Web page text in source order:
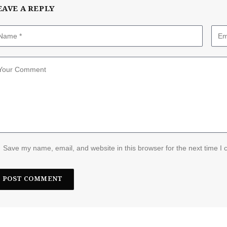
A REPLY
Save my name, email, and website in this browser for the next time I